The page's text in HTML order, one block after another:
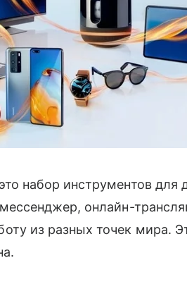
набор инструментов для
онлайн-
из разных точек мира.